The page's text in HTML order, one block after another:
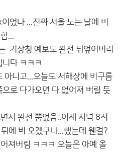
었나 ...진짜 서울 노는 날에 비
...
기상청 예보도 완전 뒤엎어버리
다 ㅋㅋㅋ
아니고...오늘도 서해상에 비구름
로 다가오면 다 없어져 버릴 듯
서 완전 뿜었음..어제 저녁 8시
에 비 오겠구나...했는데 웬걸?
져버림 ㅋㅋㅋ 오늘은 아예 올